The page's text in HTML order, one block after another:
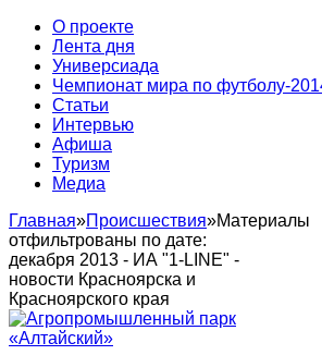
О проекте
Лента дня
Универсиада
Чемпионат мира по футболу-
Статьи
Интервью
Афиша
Туризм
Медиа
Главная»Происшествия»Материалы
отфильтрованы по дате:
декабря 2013 - ИА "1-LINE" -
новости Красноярска и
Красноярского края